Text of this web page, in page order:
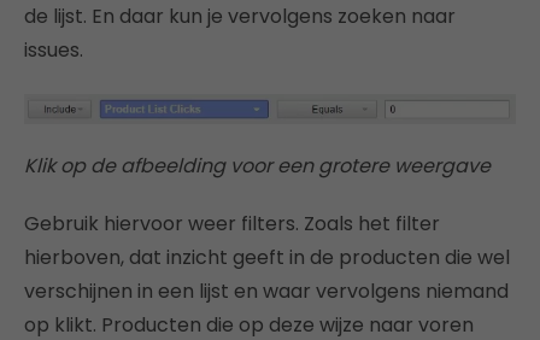
de lijst. En daar kun je vervolgens zoeken naar
issues.
Klik op de afbeelding voor een grotere weergave
Gebruik hiervoor weer filters. Zoals het filter
hierboven, dat inzicht geeft in de producten die wel
verschijnen in een lijst en waar vervolgens niemand
op klikt. Producten die op deze wijze naar voren